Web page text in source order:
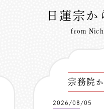
日蓮宗か
from
宗務院
2026/08/05